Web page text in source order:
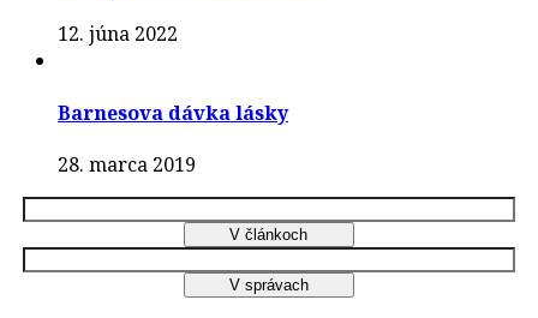
12. júna 2022
Barnesova dávka lásky
28. marca 2019